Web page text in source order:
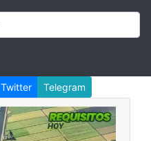
Twitter Telegram